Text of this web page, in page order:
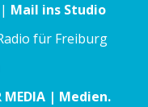
| Mail ins Studio
für Freiburg
MEDIA | Medien.